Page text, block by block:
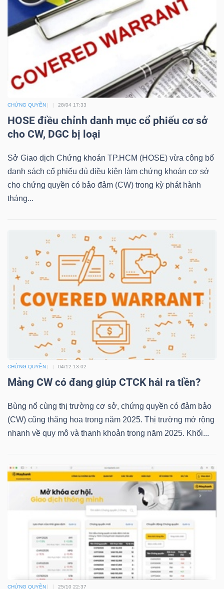
CHỨNG QUYỀN 28/04 17:33
HOSE điều chỉnh danh mục cổ phiếu cơ sở
cho CW, DGC bị loại
Sở Giao dịch Chứng khoán TP.HCM (HOSE) vừa công bố
danh sách cổ phiếu đủ điều kiện làm chứng khoán cơ sở
cho chứng quyền có bảo đảm (CW) trong kỳ phát hành
tháng...
CHỨNG QUYỀN 04/12 13:02
Mảng CW có đang giúp CTCK hái ra tiền?
Bùng nổ cùng thị trường cơ sở, chứng quyền có đảm bảo
(CW) cũng thăng hoa trong năm 2025. Thị trường mở rộng
nhanh về quy mô và thanh khoản trong năm 2025. Khối...
CHỨNG QUYỀN 25/10 22:37
CÔNG
CỤ
TRUY
XUẤT
DỮ
Ngành
(-)
NĂNG
LƯỢNG
VẬT
NGHIỆP
DÙNG
KHÔNG
THIẾT